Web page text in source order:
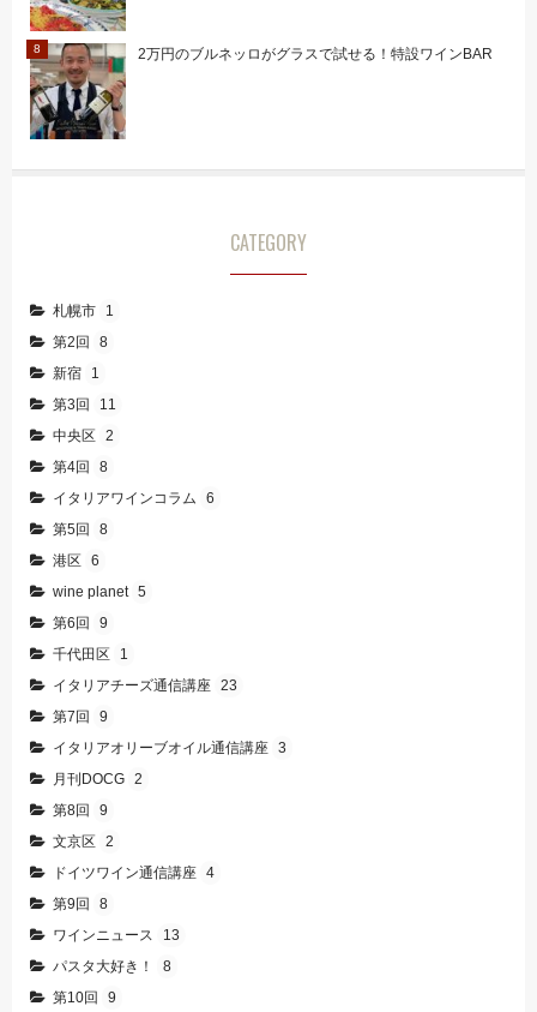
2万円のブルネッロがグラスで試せる！特設ワインBAR
CATEGORY
札幌市
1
第2回
8
新宿
1
第3回
11
中央区
2
第4回
8
イタリアワインコラム
6
第5回
8
港区
6
wine planet 5
第6回
9
千代田区
1
イタリアチーズ通信講座 23
第7回
9
イタリアオリーブオイル通信講座 3
月刊DOCG 2
第8回
9
文京区
2
ドイツワイン通信講座 4
第9回
8
ワインニュース
13
パスタ大好き！
8
第10回
9